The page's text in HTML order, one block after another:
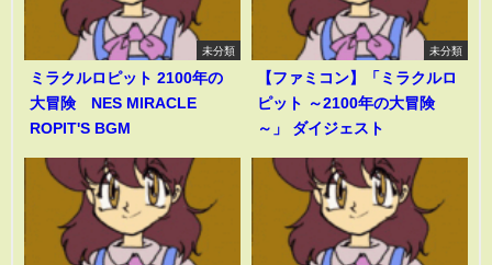
未分類
ミラクルロピット 2100年の
大冒険 NES MIRACLE
ROPIT'S BGM
未分類
【ファミコン】「ミラクルロ
ピット ～2100年の大冒険
～」 ダイジェスト